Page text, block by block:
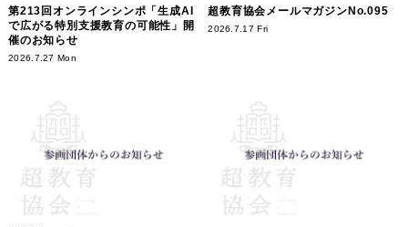
第213回オンラインシンポ「生成AI
で広がる特別支援教育の可能性」開
催のお知らせ
2026.7.27 Mon
超教育協会メールマガジンNo.095
2026.7.17 Fri